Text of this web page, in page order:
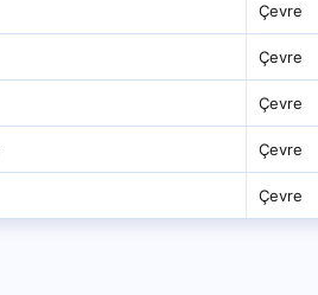
Çevre
Çevre
Çevre
Çevre
Çevre